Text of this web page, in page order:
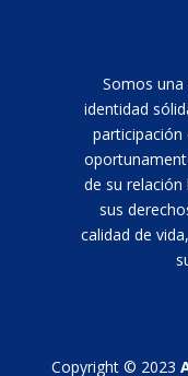
Somos
identidad
de su
sus
calidad de
Copyright © 2023